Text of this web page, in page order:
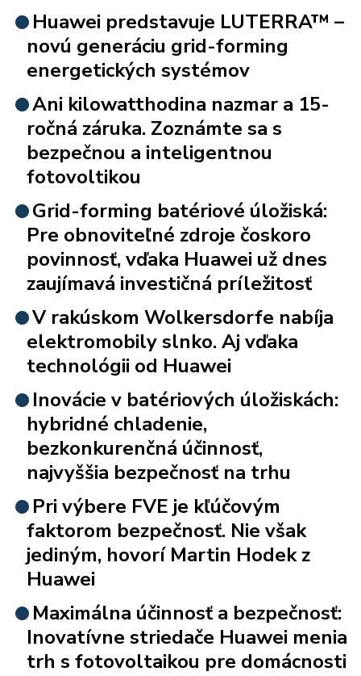
Huawei predstavuje LUTERRA™ –
novú generáciu grid-forming
energetických systémov
Ani kilowatthodina nazmar a 15-
ročná záruka. Zoznámte sa s
bezpečnou a inteligentnou
fotovoltikou
Grid-forming batériové úložiská:
Pre obnoviteľné zdroje čoskoro
povinnosť, vďaka Huawei už dnes
zaujímavá investičná príležitosť
V rakúskom Wolkersdorfe nabíja
elektromobily slnko. Aj vďaka
technológii od Huawei
Inovácie v batériových úložiskách:
hybridné chladenie,
bezkonkurenčná účinnosť,
najvyššia bezpečnosť na trhu
Pri výbere FVE je kľúčovým
faktorom bezpečnosť. Nie však
jediným, hovorí Martin Hodek z
Huawei
Maximálna účinnosť a bezpečnosť:
Inovatívne striedače Huawei menia
trh s fotovoltaikou pre domácnosti